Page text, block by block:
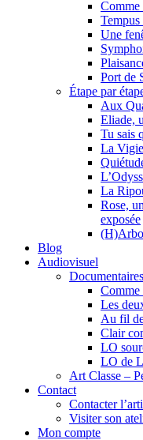
Comme
Une
Port de
Étape par
Aux
Eliade,
Tu sais
La
La
Rose,
exposée
Blog
Audiovisuel
Documentaires
Comme
Les
Au fil
Clair
LO
LO de
Art Classe –
Contact
Contacter
Visiter son
Mon compte